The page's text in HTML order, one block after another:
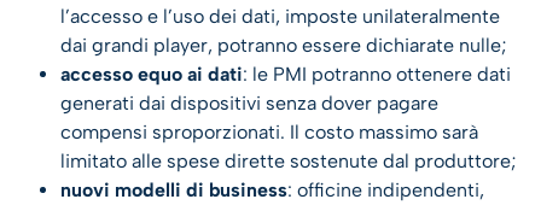
l’accesso e l’uso dei dati, imposte unilateralmente
dai grandi player, potranno essere dichiarate nulle;
accesso equo ai dati: le PMI potranno ottenere dati
generati dai dispositivi senza dover pagare
compensi sproporzionati. Il costo massimo sarà
limitato alle spese dirette sostenute dal produttore;
nuovi modelli di business: officine indipendenti,